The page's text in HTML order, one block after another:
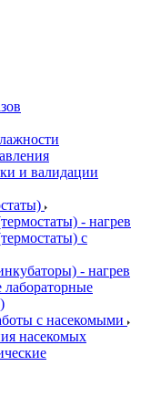
и валидации
- нагрев
с
- нагрев
с насекомыми
насекомых